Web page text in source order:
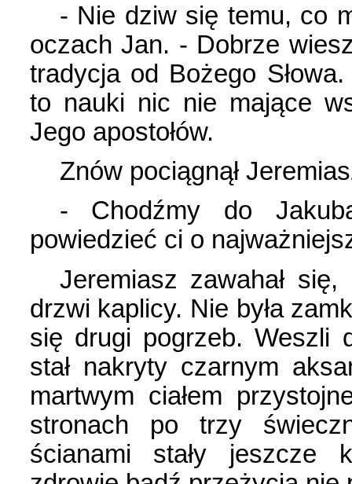
- Nie dziw się temu, co
oczach Jan. - Dobrze
tradycja od Bożego
to nauki nic nie mające
Jego apostołów.
Znów pociągnął
- Chodźmy do
powiedzieć ci o
Jeremiasz zawahał
drzwi kaplicy. Nie była
się drugi pogrzeb. Weszli
stał nakryty czarnym
martwym ciałem
stronach po trzy
ścianami stały jeszcze